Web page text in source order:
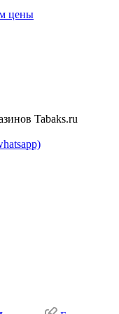
цены
Tabaks.ru